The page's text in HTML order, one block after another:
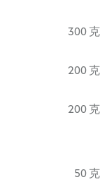
300 克
200 克
200 克
50 克